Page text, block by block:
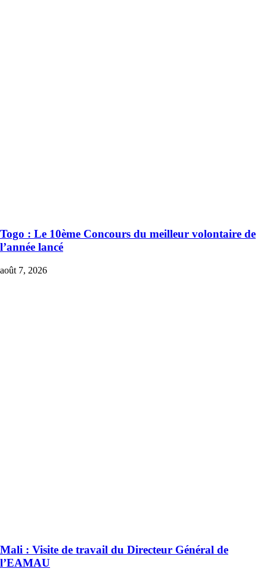
Togo : Le 10ème Concours du meilleur volontaire de
l’année lancé
août 7, 2026
Mali : Visite de travail du Directeur Général de
l’EAMAU